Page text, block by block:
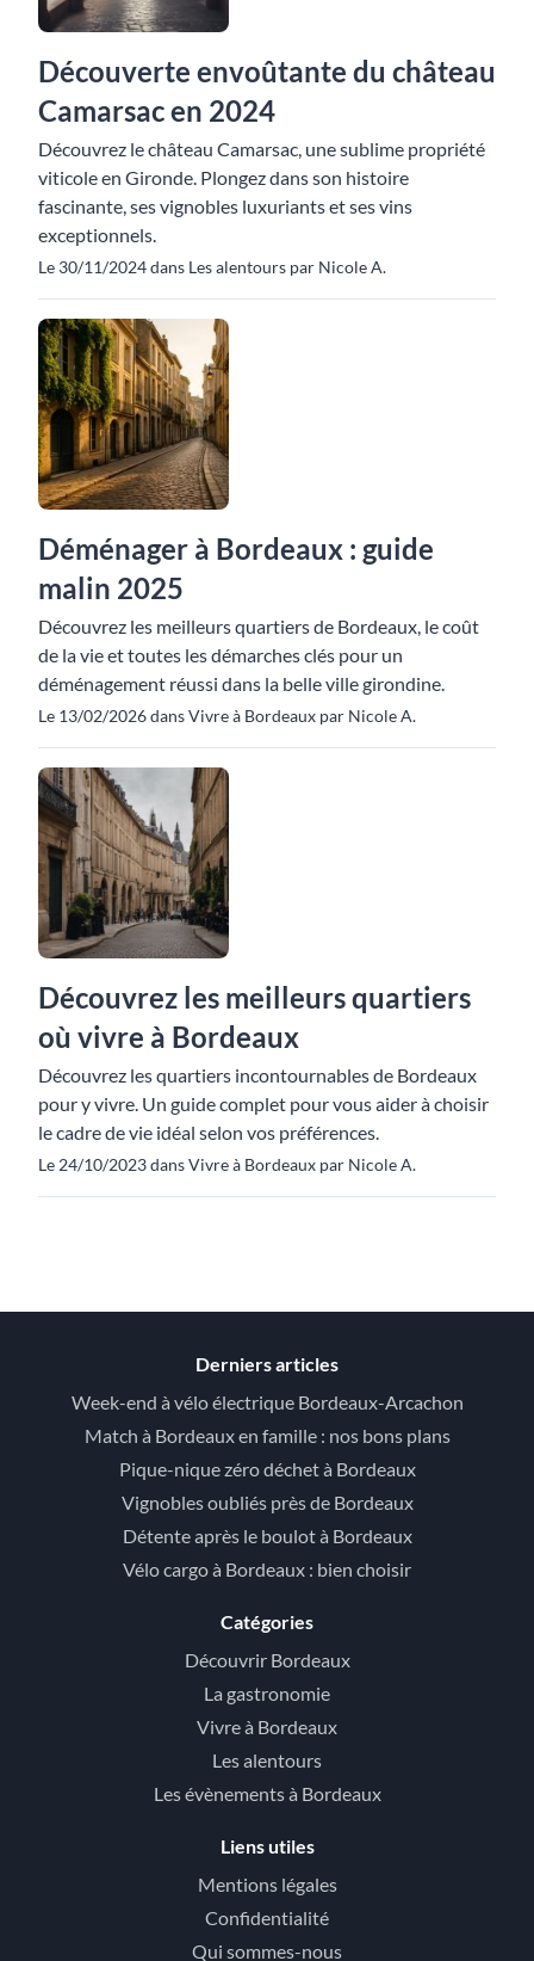
Découverte envoûtante du château
Camarsac en 2024
Découvrez le château Camarsac, une sublime propriété
viticole en Gironde. Plongez dans son histoire
fascinante, ses vignobles luxuriants et ses vins
exceptionnels.
Le 30/11/2024 dans Les alentours par Nicole A.
Déménager à Bordeaux : guide
malin 2025
Découvrez les meilleurs quartiers de Bordeaux, le coût
de la vie et toutes les démarches clés pour un
déménagement réussi dans la belle ville girondine.
Le 13/02/2026 dans Vivre à Bordeaux par Nicole A.
Découvrez les meilleurs quartiers
où vivre à Bordeaux
Découvrez les quartiers incontournables de Bordeaux
pour y vivre. Un guide complet pour vous aider à choisir
le cadre de vie idéal selon vos préférences.
Le 24/10/2023 dans Vivre à Bordeaux par Nicole A.
Derniers articles
Week-end à vélo électrique Bordeaux-Arcachon
Match à Bordeaux en famille : nos bons plans
Pique-nique zéro déchet à Bordeaux
Vignobles oubliés près de Bordeaux
Détente après le boulot à Bordeaux
Vélo cargo à Bordeaux : bien choisir
Catégories
Découvrir Bordeaux
La gastronomie
Vivre à Bordeaux
Les alentours
Les évènements à Bordeaux
Liens utiles
Mentions légales
Confidentialité
Qui sommes-nous